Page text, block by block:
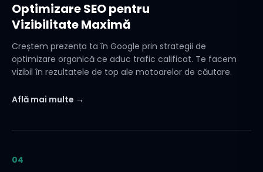
Optimizare SEO pentru
Vizibilitate Maximă
Creștem prezența ta în Google prin strategii de
optimizare organică ce aduc trafic calificat. Te facem
vizibil în rezultatele de top ale motoarelor de căutare.
Află mai multe →
04